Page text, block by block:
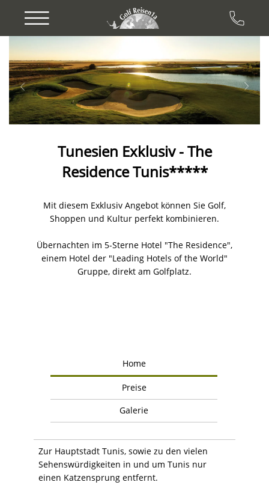
Previous Next
Tunesien Exklusiv - The
Residence Tunis*****
Mit diesem Exklusiv Angebot können Sie Golf,
Shoppen und Kultur perfekt kombinieren.
Übernachten im 5-Sterne Hotel "The Residence",
einem Hotel der "Leading Hotels of the World"
Gruppe, direkt am Golfplatz.
Home
Preise
Galerie
Zur Hauptstadt Tunis, sowie zu den vielen
Sehenswürdigkeiten in und um Tunis nur
einen Katzensprung entfernt.